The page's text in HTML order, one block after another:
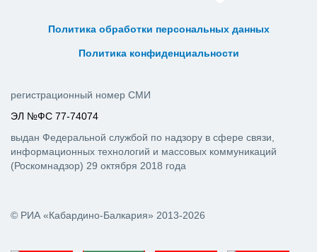
Политика обработки персональных данных
Политика конфиденциальности
© РИА «Кабардино-Балкария» 2013-2026
регистрационный номер СМИ
ЭЛ №ФС 77-74074
выдан Федеральной службой по надзору в сфере связи,
информационных технологий и массовых коммуникаций
(Роскомнадзор) 29 октября 2018 года